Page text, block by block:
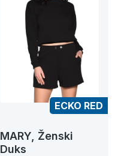
ECKO RED
MARY, Ženski
Duks